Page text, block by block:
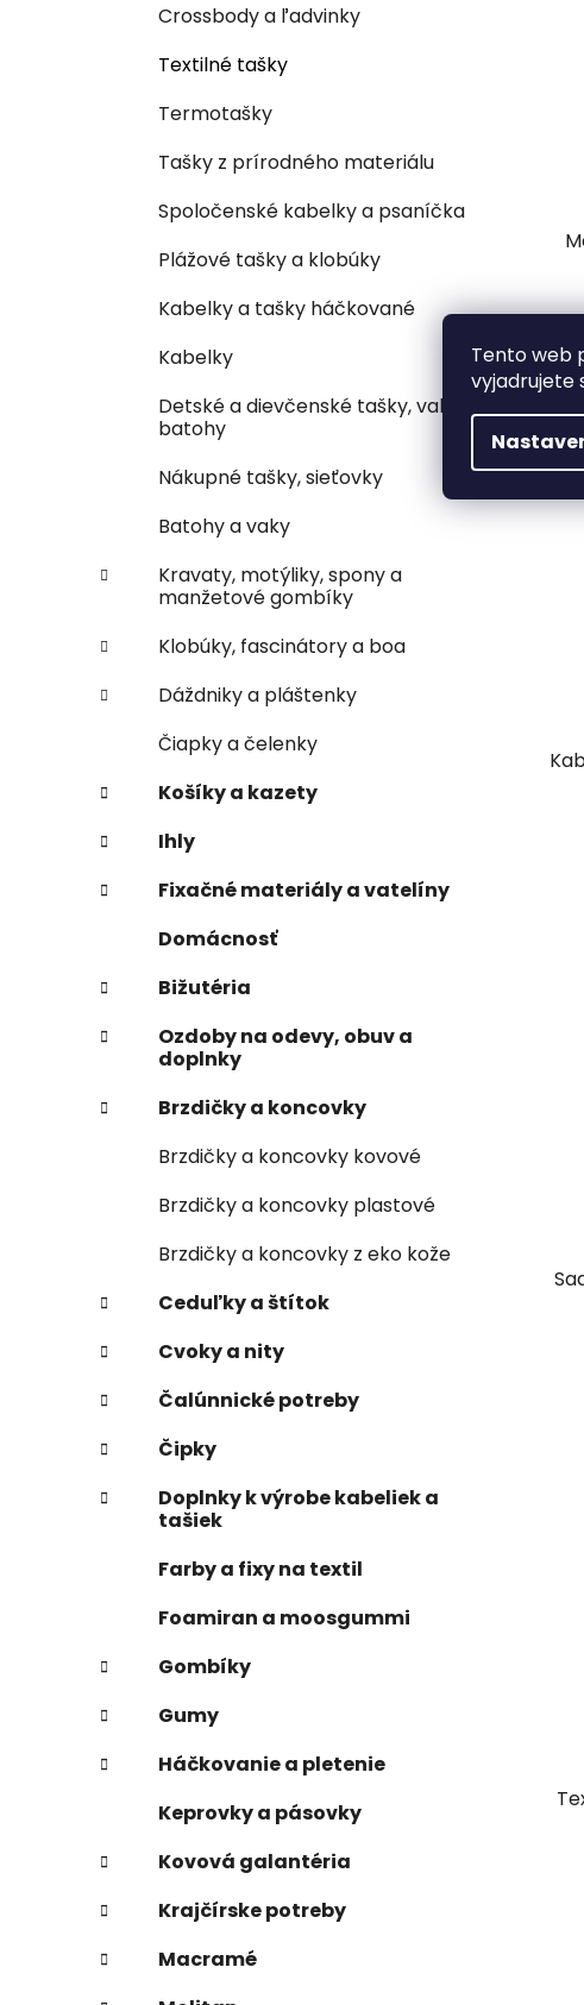
Tento web
vyjadrujete
Crossbody a ľadvinky
Textilné tašky
Termotašky
Tašky z prírodného materiálu
Spoločenské kabelky a psaníčka
Plážové tašky a klobúky
Kabelky a tašky háčkované
Kabelky
Detské a dievčenské tašky, vaky,
batohy
Nákupné tašky, sieťovky
Batohy a vaky
Kravaty, motýliky, spony a
manžetové gombíky
Klobúky, fascinátory a boa
Dáždniky a pláštenky
Čiapky a čelenky
Košíky a kazety
Ihly
Fixačné materiály a vatelíny
Domácnosť
Bižutéria
Ozdoby na odevy, obuv a
doplnky
Brzdičky a koncovky
Brzdičky a koncovky kovové
Brzdičky a koncovky plastové
Brzdičky a koncovky z eko kože
Ceduľky a štítok
Cvoky a nity
Čalúnnické potreby
Čipky
Doplnky k výrobe kabeliek a
tašiek
Farby a fixy na textil
Foamiran a moosgummi
Gombíky
Gumy
Háčkovanie a pletenie
Keprovky a pásovky
Kovová galantéria
Krajčírske potreby
Macramé